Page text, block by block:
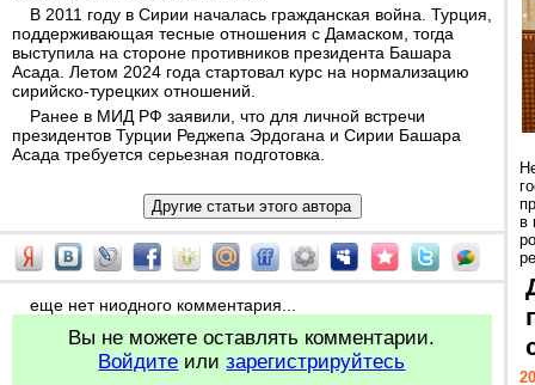
В 2011 году в Сирии началась гражданская война. Турция,
поддерживающая тесные отношения с Дамаском, тогда
выступила на стороне противников президента Башара
Асада. Летом 2024 года стартовал курс на нормализацию
сирийско-турецких отношений.
Ранее в МИД РФ заявили, что для личной встречи
президентов Турции Реджепа Эрдогана и Сирии Башара
Асада требуется серьезная подготовка.
еще нет ниодного комментария...
Вы не можете оставлять комментарии.
Войдите илизарегистрируйтесь
в